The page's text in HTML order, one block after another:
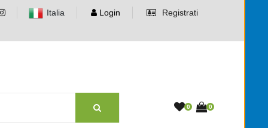
Italia Login Registrati
0 0